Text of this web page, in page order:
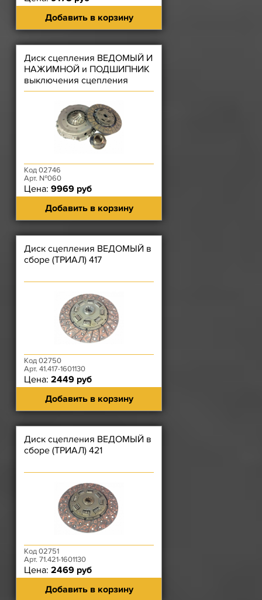
Добавить в корзину
Диск сцепления ВЕДОМЫЙ И
НАЖИМНОЙ и ПОДШИПНИК
выключения сцепления
(АВТОДЕТАЛЬСЕРВИС)
ЗМЗ-409 - (КОМПЛЕКТ) -
(нажимной диск лепестковый)
Код 02746
Арт. №060
Цена: 9969 руб
Добавить в корзину
Диск сцепления ВЕДОМЫЙ в
сборе (ТРИАЛ) 417
Код 02750
Арт. 41.417-1601130
Цена: 2449 руб
Добавить в корзину
Диск сцепления ВЕДОМЫЙ в
сборе (ТРИАЛ) 421
Код 02751
Арт. 71.421-1601130
Цена: 2469 руб
Добавить в корзину